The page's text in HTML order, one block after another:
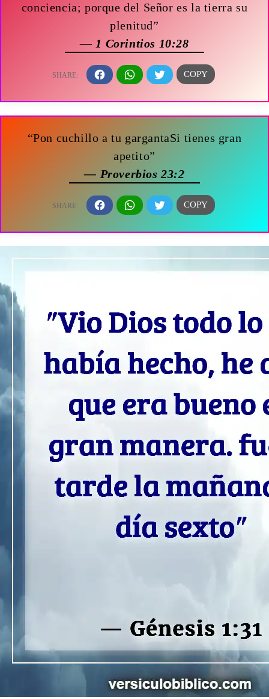
conciencia; porque del Señor es la tierra su
plenitud”
— 1 Corintios 10:28
“Pon cuchillo a tu gargantaSi tienes gran
apetito”
— Proverbios 23:2